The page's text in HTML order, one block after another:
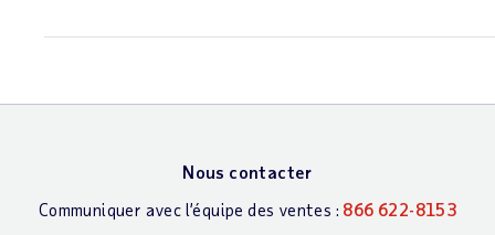
Nous contacter
Communiquer avec l’équipe des ventes : 866 622-8153